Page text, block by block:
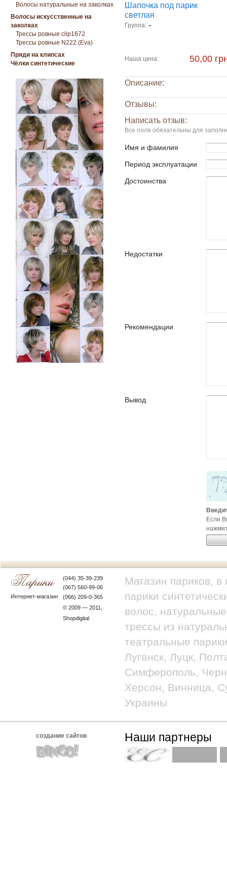
Волосы натуральные на заколках
Волосы искусственные на
заколках
Трессы ровные clip1672
Трессы ровные N222 (Eva)
Пряди на клипсах
Чёлки синтетические
Шапочка под парик
светлая
Группа: -
Наша цена: 50,00
Описание:
Отзывы:
Написать отзыв:
Все поля обязательны для
Имя и фамилия
Период эксплуатации
Достоинства
Недостатки
Рекомендации
Вывод
Если
Интернет-магазин
(044) 35-39-239
(067) 560-99-06
(066) 209-0-365
© 2009 — 2011,
Shopdigital
Магазин париков,
парики
волос,
трессы из
театральные
Луганск, Луцк,
Симферополь,
Херсон, Винница,
Украины
создание сайтов Наши партнеры